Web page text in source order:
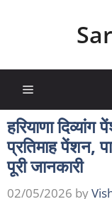
Menu
हरियाणा
प्रतिमाह पेंशन,
पूरी जानकारी
02/05/2026 by
हर दिन
जानकारी
✅ अभी